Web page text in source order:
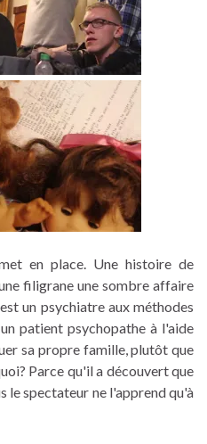
en place. Une histoire de
filigrane une sombre affaire
un psychiatre aux méthodes
patient psychopathe à l'aide
sa propre famille, plutôt que
Parce qu'il a découvert que
le spectateur ne l'apprend qu'à